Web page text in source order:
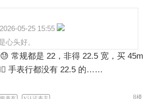
05-25 15:55
心头好。
常规都是 22，非得 22.5 宽，买 45m
手表行都没有 22.5 的……
8楼